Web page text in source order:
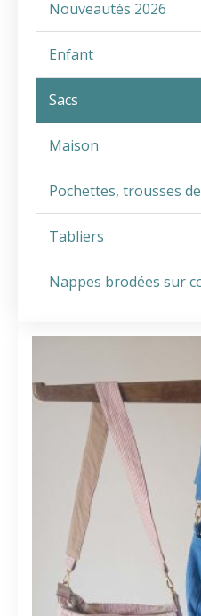
Nouveautés 2026
Enfant
Sacs
Maison
Pochettes, trousses
Tabliers
Nappes brodées sur